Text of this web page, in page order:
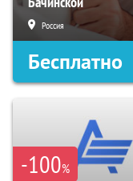
Россия
Бесплатно
-100%